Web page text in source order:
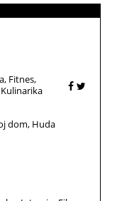
Fitnes
Kulinarika
dom Huda